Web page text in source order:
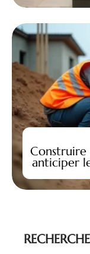
Construire
anticiper
RECHERCHE